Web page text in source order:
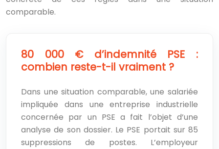
comparable.
80 000 € d’indemnité PSE :
combien reste-t-il vraiment ?
Dans une situation comparable, une salariée
impliquée dans une entreprise industrielle
concernée par un PSE a fait l’objet d’une
analyse de son dossier. Le PSE portait sur 85
suppressions de postes. L’employeur